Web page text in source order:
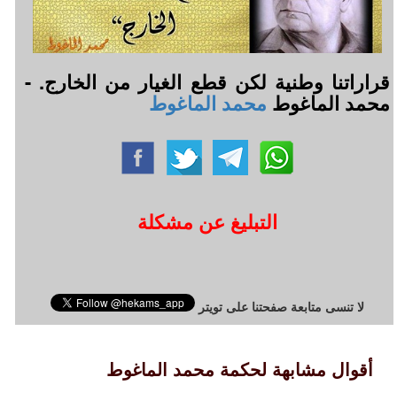
قراراتنا وطنية لكن قطع الغيار من الخارج. -
محمد الماغوط محمد الماغوط
التبليغ عن مشكلة
لا تنسى متابعة صفحتنا على تويتر
أقوال مشابهة لحكمة محمد الماغوط